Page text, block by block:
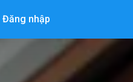
Đăng nhập